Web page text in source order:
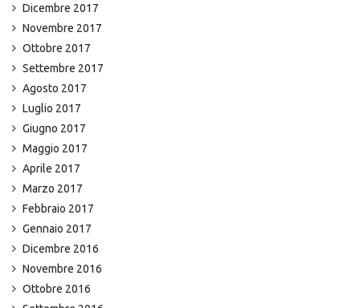
Dicembre 2017
Novembre 2017
Ottobre 2017
Settembre 2017
Agosto 2017
Luglio 2017
Giugno 2017
Maggio 2017
Aprile 2017
Marzo 2017
Febbraio 2017
Gennaio 2017
Dicembre 2016
Novembre 2016
Ottobre 2016